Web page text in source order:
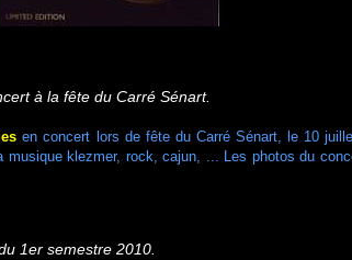
à la fête du Carré Sénart.
en concert lors de fête du Carré Sénart, le 10
musique klezmer, rock, cajun, ... Les photos du
semestre 2010.